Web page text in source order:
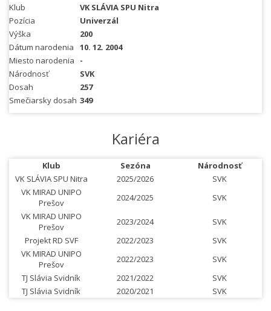
Klub
VK SLÁVIA SPU Nitra
Pozícia
Univerzál
Výška
200
Dátum narodenia
10. 12. 2004
Miesto narodenia
-
Národnosť
SVK
Dosah
257
Smečiarsky dosah 349
Kariéra
Klub Sezóna
Národnosť
VK SLÁVIA SPU Nitra
2025/2026
SVK
VK MIRAD UNIPO
Prešov
2024/2025
SVK
VK MIRAD UNIPO
Prešov
2023/2024
SVK
Projekt RD SVF
2022/2023
SVK
VK MIRAD UNIPO
Prešov
2022/2023
SVK
TJ Slávia Svidník
2021/2022
SVK
TJ Slávia Svidník
2020/2021 SVK